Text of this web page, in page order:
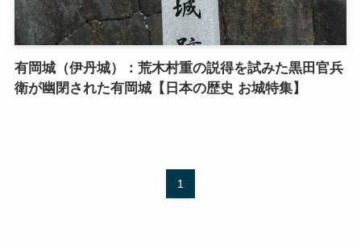
有岡城（伊丹城）：荒木村重の説得を試みた黒田官兵
衛が幽閉された有岡城【日本の歴史 お城特集】
1